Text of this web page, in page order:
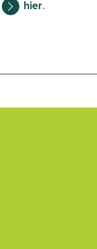
hier.